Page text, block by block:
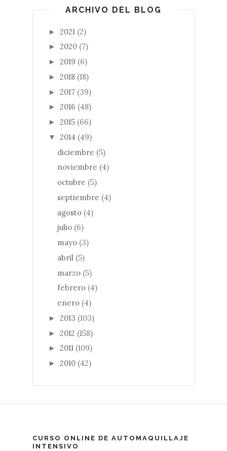
ARCHIVO DEL BLOG
► 2021 (2)
► 2020 (7)
► 2019 (6)
► 2018 (18)
► 2017 (39)
► 2016 (48)
► 2015 (66)
▼ 2014 (49)
diciembre (5)
noviembre (4)
octubre (5)
septiembre (4)
agosto (4)
julio (6)
mayo (3)
abril (5)
marzo (5)
febrero (4)
enero (4)
► 2013 (103)
► 2012 (158)
► 2011 (109)
► 2010 (42)
CURSO ONLINE DE AUTOMAQUILLAJE
INTENSIVO